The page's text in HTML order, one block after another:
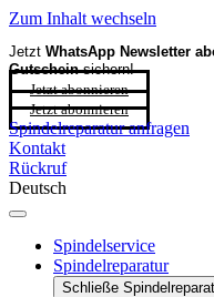
Zum Inhalt wechseln
Jetzt WhatsApp Newsletter
Gutscheinsichern!
Jetzt abonnieren
Jetzt abonnieren
Spindelreparatur anfragen
Kontakt
Rückruf
Deutsch
Spindelservice
Spindelreparatur
Schließe